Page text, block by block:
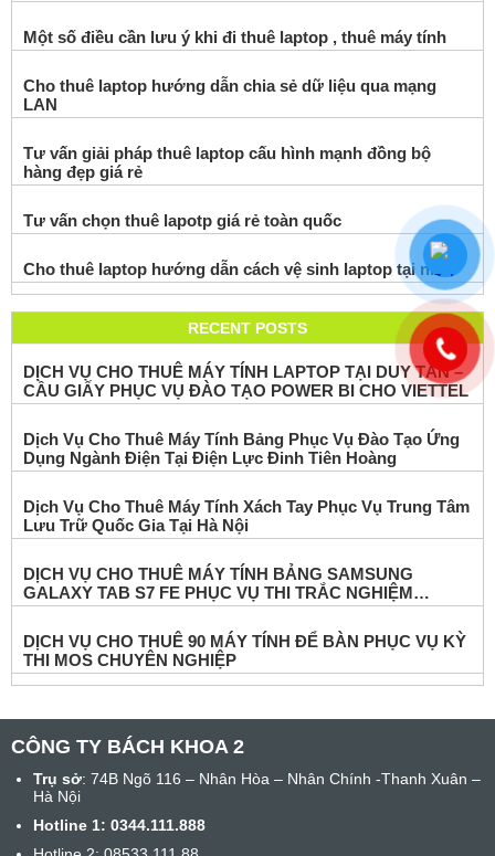
Một số điều cần lưu ý khi đi thuê laptop , thuê máy tính
Cho thuê laptop hướng dẫn chia sẻ dữ liệu qua mạng
LAN
Tư vấn giải pháp thuê laptop cấu hình mạnh đồng bộ
hàng đẹp giá rẻ
Tư vấn chọn thuê lapotp giá rẻ toàn quốc
Cho thuê laptop hướng dẫn cách vệ sinh laptop tại nhà
RECENT POSTS
DỊCH VỤ CHO THUÊ MÁY TÍNH LAPTOP TẠI DUY TÂN –
CẦU GIẤY PHỤC VỤ ĐÀO TẠO POWER BI CHO VIETTEL
Dịch Vụ Cho Thuê Máy Tính Bảng Phục Vụ Đào Tạo Ứng
Dụng Ngành Điện Tại Điện Lực Đinh Tiên Hoàng
Dịch Vụ Cho Thuê Máy Tính Xách Tay Phục Vụ Trung Tâm
Lưu Trữ Quốc Gia Tại Hà Nội
DỊCH VỤ CHO THUÊ MÁY TÍNH BẢNG SAMSUNG
GALAXY TAB S7 FE PHỤC VỤ THI TRẮC NGHIỆM
ONLINE
DỊCH VỤ CHO THUÊ 90 MÁY TÍNH ĐỂ BÀN PHỤC VỤ KỲ
THI MOS CHUYÊN NGHIỆP
CÔNG TY BÁCH KHOA 2
Trụ sở: 74B Ngõ 116 – Nhân Hòa – Nhân Chính -Thanh Xuân –
Hà Nội
Hotline 1: 0344.111.888